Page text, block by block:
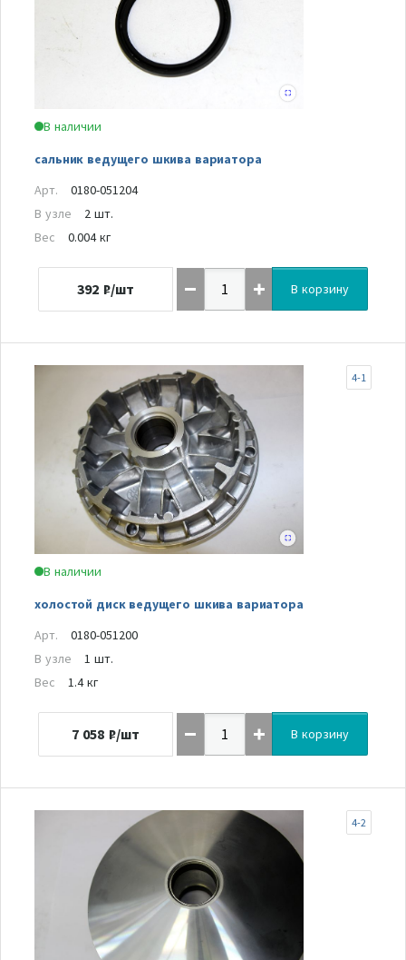
В наличии
сальник ведущего шкива вариатора
Арт.
0180-051204
В узле
2 шт.
Вес
0.004 кг
392 ₽/шт В корзину
В наличии
холостой диск ведущего шкива вариатора
4-1
Арт.
0180-051200
В узле
1 шт.
Вес
1.4 кг
7 058 ₽/шт В корзину
4-2